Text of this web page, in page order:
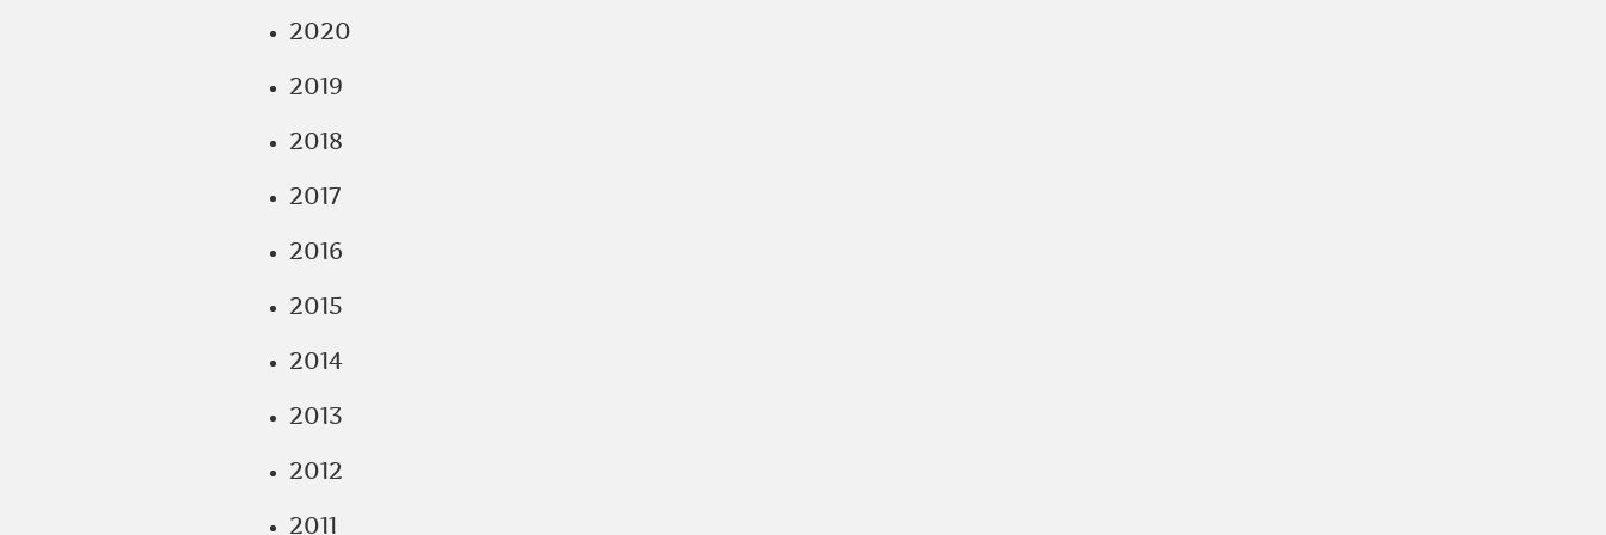
2020
2019
2018
2017
2016
2015
2014
2013
2012
2011